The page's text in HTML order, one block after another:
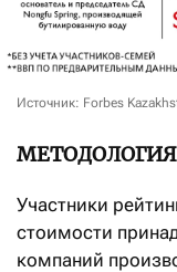
Источник: Forbes
МЕТОДОЛОГИЯ
Участники
стоимости
компаний